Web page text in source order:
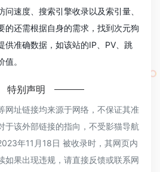
速度、搜索引擎收录以及索引量、
的还需根据自身的需求，找到次元狗
供准确数据，如该站的IP、PV、跳
。
特别声明
网址链接均来源于网络，不保证其准
于该外部链接的指向，不受影猫导航
年11月18日 被收录时，其网页内
如果出现违规，请直接反馈或联系网